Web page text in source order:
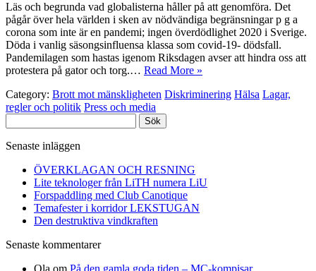
Läs och begrunda vad globalisterna håller på att genomföra. Det
pågår över hela världen i sken av nödvändiga begränsningar p g a
corona som inte är en pandemi; ingen överdödlighet 2020 i Sverige.
Döda i vanlig säsongsinfluensa klassa som covid-19- dödsfall.
Pandemilagen som hastas igenom Riksdagen avser att hindra oss att
protestera på gator och torg.… Read More »
Category: Brott mot mänskligheten Diskriminering Hälsa Lagar,
regler och politik Press och media
efter:
Senaste inläggen
ÖVERKLAGAN OCH RESNING
Lite teknologer från LiTH numera LiU
Forspaddling med Club Canotique
Temafester i korridor LEKSTUGAN
Den destruktiva vindkraften
Senaste kommentarer
Ola om På den gamla goda tiden – MC-kompisar